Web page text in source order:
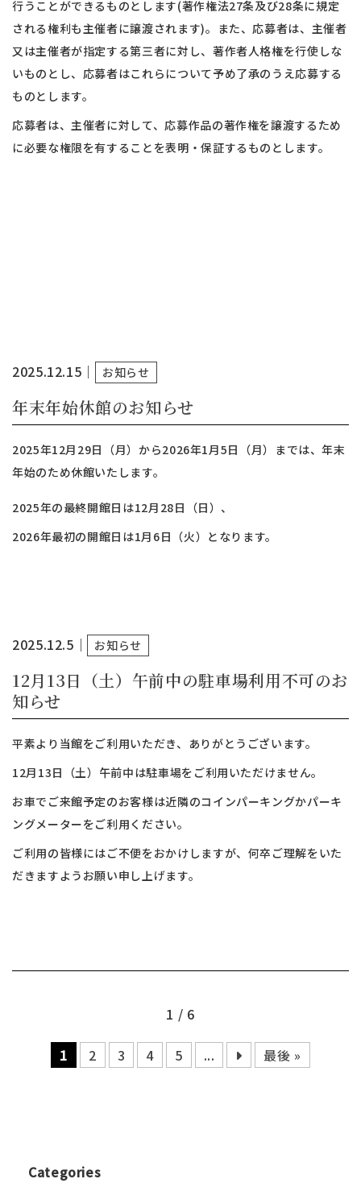
行うことができるものとします(著作権法27条及び28条に規定
される権利も主催者に譲渡されます)。また、応募者は、主催者
又は主催者が指定する第三者に対し、著作者人格権を行使しな
いものとし、応募者はこれらについて予め了承のうえ応募する
ものとします。​
応募者は、主催者に対して、応募作品の著作権を譲渡するため
に必要な権限を有することを表明・保証するものとします。​
2025.12.15 ｜ お知らせ
年末年始休館のお知らせ
2025年12月29日（月）から2026年1月5日（月）までは、年末
年始のため休館いたします。
2025年の最終開館日は12月28日（日）、
2026年最初の開館日は1月6日（火）となります。
2025.12.5 ｜ お知らせ
12月13日（土）午前中の駐車場利用不可のお
知らせ
平素より当館をご利用いただき、ありがとうございます。
12月13日（土）午前中は駐車場をご利用いただけません。
お車でご来館予定のお客様は近隣のコインパーキングかパーキ
ングメーターをご利用ください。
ご利用の皆様にはご不便をおかけしますが、何卒ご理解をいた
だきますようお願い申し上げます。
1 / 6
1 2 3 4 5 ... 最後 »
Categories